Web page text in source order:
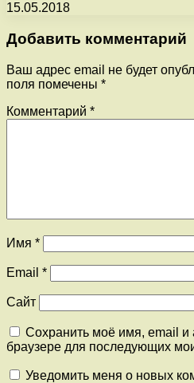
15.05.2018
Добавить комментарий
Ваш адрес email не будет
поля помечены *
Комментарий *
Имя *
Email *
Сайт
Сохранить моё имя, email и
браузере для последующих
Уведомить меня о новых